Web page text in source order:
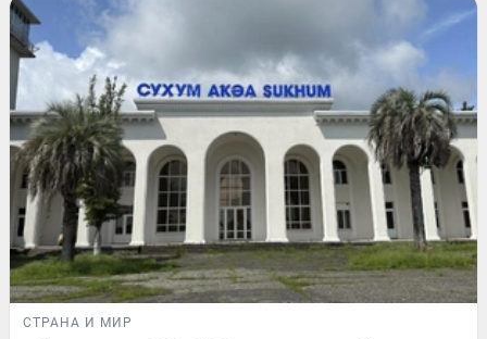
СТРАНА И МИР